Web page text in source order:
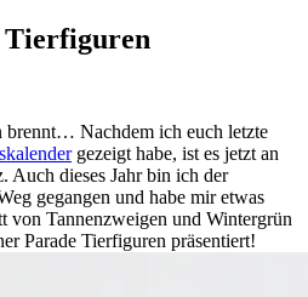
Tierfiguren
Nachdem ich euch letzte
gezeigt habe, ist es jetzt an
Auch dieses Jahr bin ich der
gegangen und habe mir etwas
von Tannenzweigen und Wintergrün
Parade Tierfiguren präsentiert!